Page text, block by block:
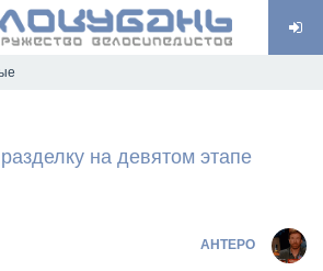
на девятом этапе
AHTEPO